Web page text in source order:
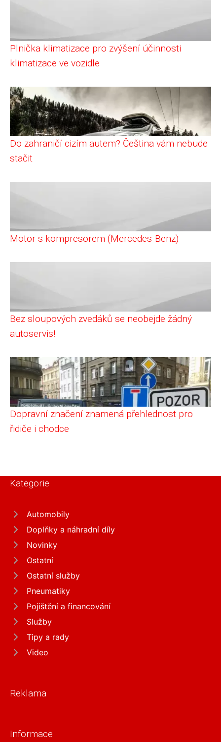
Plnička klimatizace pro zvýšení účinnosti
klimatizace ve vozidle
Do zahraničí cizím autem? Čeština vám nebude
stačit
Motor s kompresorem (Mercedes-Benz)
Bez sloupových zvedáků se neobejde žádný
autoservis!
Dopravní značení znamená přehlednost pro
řidiče i chodce
Kategorie
Automobily
Doplňky a náhradní díly
Novinky
Ostatní
Ostatní služby
Pneumatiky
Pojištění a financování
Služby
Tipy a rady
Video
Reklama
Informace